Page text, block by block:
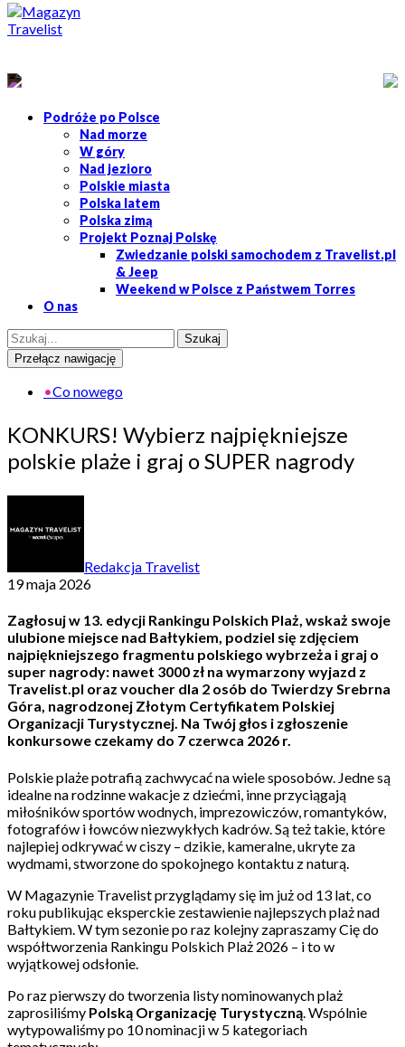
Podróże po Polsce
Nad morze
W góry
Nad jezioro
Polskie miasta
Polska latem
Polska zimą
Projekt Poznaj Polskę
Zwiedzanie polski samochodem z Travelist.pl
& Jeep
Weekend w Polsce z Państwem Torres
O nas
Przełącz nawigację
•Co nowego
KONKURS! Wybierz najpiękniejsze
polskie plaże i graj o SUPER nagrody
Redakcja Travelist
19 maja 2026
Zagłosuj w 13. edycji Rankingu Polskich Plaż, wskaż swoje
ulubione miejsce nad Bałtykiem, podziel się zdjęciem
najpiękniejszego fragmentu polskiego wybrzeża i graj o
super nagrody: nawet 3000 zł na wymarzony wyjazd z
Travelist.pl oraz voucher dla 2 osób do Twierdzy Srebrna
Góra, nagrodzonej Złotym Certyfikatem Polskiej
Organizacji Turystycznej. Na Twój głos i zgłoszenie
konkursowe czekamy do 7 czerwca 2026 r.
Polskie plaże potrafią zachwycać na wiele sposobów. Jedne są
idealne na rodzinne wakacje z dziećmi, inne przyciągają
miłośników sportów wodnych, imprezowiczów, romantyków,
fotografów i łowców niezwykłych kadrów. Są też takie, które
najlepiej odkrywać w ciszy – dzikie, kameralne, ukryte za
wydmami, stworzone do spokojnego kontaktu z naturą.
W Magazynie Travelist przyglądamy się im już od 13 lat, co
roku publikując eksperckie zestawienie najlepszych plaż nad
Bałtykiem. W tym sezonie po raz kolejny zapraszamy Cię do
współtworzenia Rankingu Polskich Plaż 2026 – i to w
wyjątkowej odsłonie.
Po raz pierwszy do tworzenia listy nominowanych plaż
zaprosiliśmy Polską Organizację Turystyczną . Wspólnie
wytypowaliśmy po 10 nominacji w 5 kategoriach